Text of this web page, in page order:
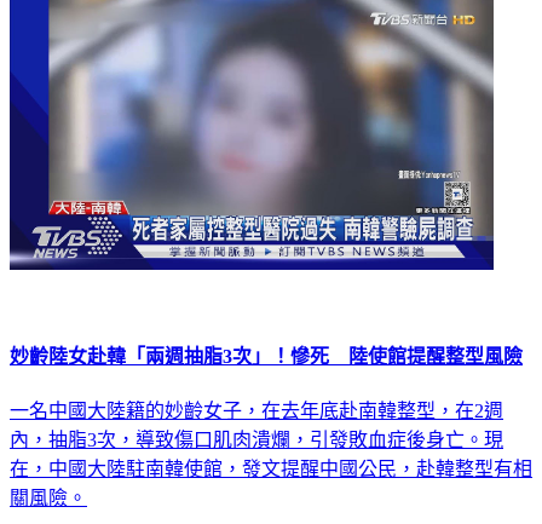
妙齡陸女赴韓「兩週抽脂3次」！慘死 陸使館提醒整型風險
一名中國大陸籍的妙齡女子，在去年底赴南韓整型，在2週
內，抽脂3次，導致傷口肌肉潰爛，引發敗血症後身亡。現
在，中國大陸駐南韓使館，發文提醒中國公民，赴韓整型有相
關風險。